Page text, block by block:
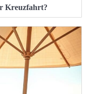
Kreuzfahrt?